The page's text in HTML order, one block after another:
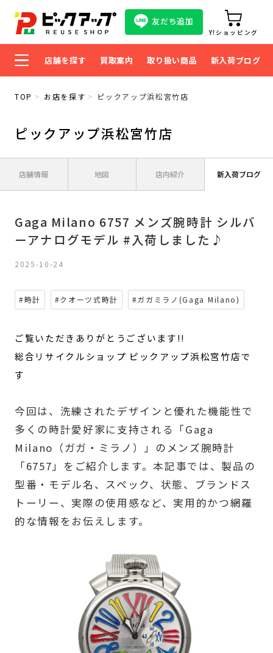
友だち追加
Y!ショッピング
店舗を探す 買取案内 取り扱い商品 新入荷ブログ
TOP お店を探す ピックアップ浜松宮竹店
ピックアップ浜松宮竹店
店舗情報 地図 店内紹介 新入荷ブログ
Gaga Milano 6757 メンズ腕時計 シルバ
ーアナログモデル #入荷しました♪
2025-10-24
#時計 #クオーツ式時計 #ガガミラノ(Gaga Milano)
ご覧いただきありがとうございます!!
総合リサイクルショップ ピックアップ浜松宮竹店で
す
今回は、洗練されたデザインと優れた機能性で
多くの時計愛好家に支持される「Gaga
Milano（ガガ・ミラノ）」のメンズ腕時計
「6757」をご紹介します。本記事では、製品の
型番・モデル名、スペック、状態、ブランドス
トーリー、実際の使用感など、実用的かつ網羅
的な情報をお伝えします。